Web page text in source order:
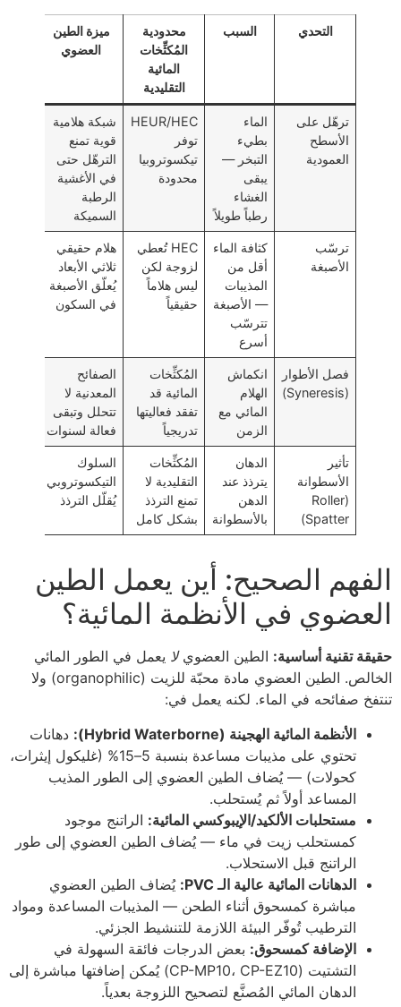
التحدي السبب
محدودية
المُكثِّخات
المائية
التقليدية
ميزة الطين
العضوي
ترهّل على
الأسطح
العمودية
الماء
بطيء
التبخر —
يبقى
الغشاء
رطباً طويلاً
HEUR/HEC
توفر
تيكسوتروبيا
محدودة
شبكة هلامية
قوية تمنع
الترهّل حتى
في الأغشية
الرطبة
السميكة
ترسّب
الأصبغة
كثافة الماء
أقل من
المذيبات
— الأصبغة
تترسّب
أسرع
HEC تُعطي
لزوجة لكن
ليس هلاماً
حقيقياً
هلام حقيقي
ثلاثي الأبعاد
يُعلّق الأصبغة
في السكون
فصل الأطوار
(Syneresis)
انكماش
الهلام
المائي مع
الزمن
المُكثِّخات
المائية قد
تفقد فعاليتها
تدريجياً
الصفائح
المعدنية لا
تتحلل وتبقى
فعالة لسنوات
تأثير
الأسطوانة
(Roller
Spatter)
الدهان
يترذذ عند
الدهن
بالأسطوانة
المُكثِّخات
التقليدية لا
تمنع الترذذ
بشكل كامل
السلوك
التيكسوتروبي
يُقلّل الترذذ
الفهم الصحيح: أين يعمل الطين
العضوي في الأنظمة المائية؟
حقيقة تقنية أساسية: الطين العضويلا يعمل في الطور المائي
الخالص. الطين العضوي مادة محبّة للزيت (organophilic) ولا
تنتفخ صفائحه في الماء. لكنه يعمل في:
الأنظمة المائية الهجينة (Hybrid Waterborne):
دهانات
تحتوي على مذيبات مساعدة بنسبة 5–15% (غليكول إيثرات،
كحولات) — يُضاف الطين العضوي إلى الطور المذيب
المساعد أولاً ثم يُستحلب.
مستحلبات الألكيد/الإيبوكسي المائية: الراتنج موجود
كمستحلب زيت في ماء — يُضاف الطين العضوي إلى طور
الراتنج قبل الاستحلاب.
الدهانات المائية عالية الـ PVC:
يُضاف الطين العضوي
مباشرة كمسحوق أثناء الطحن — المذيبات المساعدة ومواد
الترطيب تُوفّر البيئة اللازمة للتنشيط الجزئي.
الإضافة كمسحوق: بعض الدرجات فائقة السهولة في
التشتيت (CP-MP10، CP-EZ10) يُمكن إضافتها مباشرة إلى
الدهان المائي المُصنَّع لتصحيح اللزوجة بعدياً.